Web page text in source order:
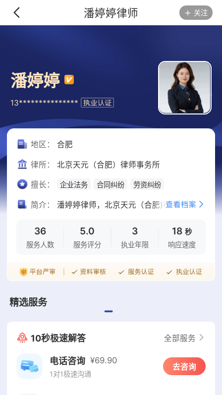
潘婷婷律师 关注
潘婷婷
13***************
地区： 合肥
律所： 北京天元（合肥）律师事务所
擅长： 企业法务 合同纠纷 劳资纠纷
简介： 潘婷婷律师，北京天元（合肥)律师事务所律师，执业以来代理多起民事诉讼，曾为多家单位提供法律服务，涉及诉讼、非诉等领域。擅长企业法务、婚姻家庭、合同纠纷，劳资纠纷。
36
服务人数
5.0
服务评分
3
执业年限
18 秒
响应速度
精选服务
10秒极速解答 全部服务
电话咨询 ¥69.90
1对1极速沟通
去咨询